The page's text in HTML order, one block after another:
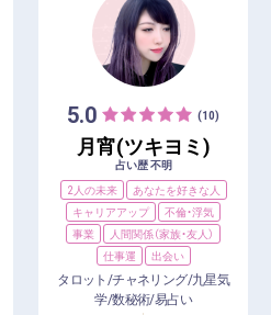
5.0 (10)
月宵(ツキヨミ)
占い歴 不明
2人の未来
あなたを好きな人
キャリアアップ
不倫・浮気
事業
人間関係（家族・友人）
仕事運
出会い
タロット/チャネリング/九星気
学/数秘術/易占い